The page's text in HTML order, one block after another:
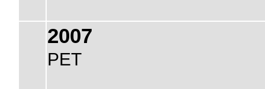
2007
PET